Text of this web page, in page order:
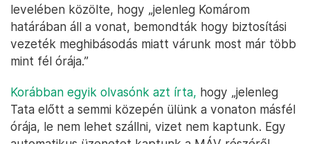
levelében közölte, hogy „jelenleg Komárom
határában áll a vonat, bemondták hogy biztosítási
vezeték meghibásodás miatt várunk most már több
mint fél órája.”
Korábban egyik olvasónk azt írta, hogy „jelenleg
Tata előtt a semmi közepén ülünk a vonaton másfél
órája, le nem lehet szállni, vizet nem kaptunk. Egy